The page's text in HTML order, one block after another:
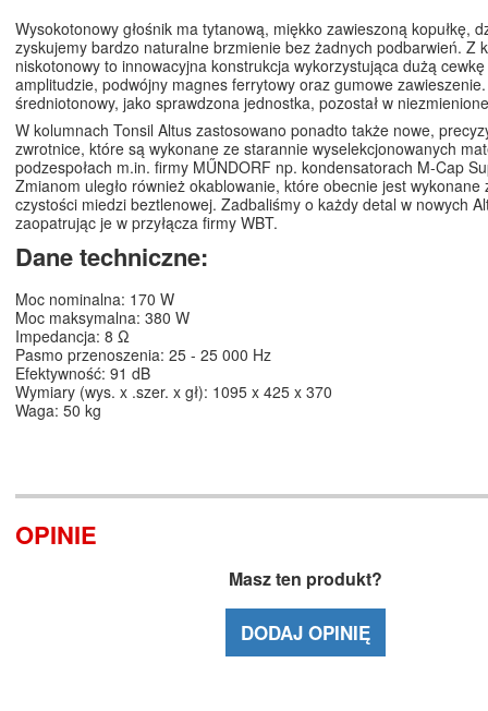
Wysokotonowy głośnik ma tytanową, miękko zawieszoną kopułkę,
zyskujemy bardzo naturalne brzmienie bez żadnych podbarwień. Z
niskotonowy to innowacyjna konstrukcja wykorzystująca dużą
amplitudzie, podwójny magnes ferrytowy oraz gumowe zawieszenie.
średniotonowy, jako sprawdzona jednostka, pozostał w
W kolumnach Tonsil Altus zastosowano ponadto także nowe,
zwrotnice, które są wykonane ze starannie wyselekcjonowanych
podzespołach m.in. firmy MŰNDORF np. kondensatorach M-Cap
Zmianom uległo również okablowanie, które obecnie jest wykonane
czystości miedzi beztlenowej. Zadbaliśmy o każdy detal w nowych
zaopatrując je w przyłącza firmy WBT.
Dane techniczne:
Moc nominalna: 170 W
Moc maksymalna: 380 W
Impedancja: 8 Ω
Pasmo przenoszenia: 25 - 25 000 Hz
Efektywność: 91 dB
Wymiary (wys. x .szer. x gł): 1095 x 425 x 370
Waga: 50 kg
OPINIE
Masz ten produkt?
DODAJ OPINIĘ